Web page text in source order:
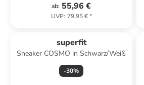
ab: 55,96 €
UVP: 79,95 €*
superfit
Sneaker COSMO in Schwarz/Weiß
-30%